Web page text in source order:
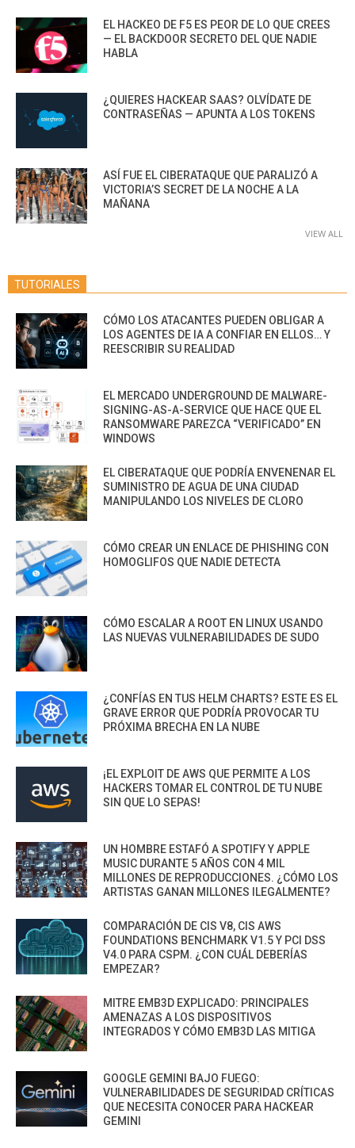
EL HACKEO DE F5 ES PEOR DE LO QUE CREES
— EL BACKDOOR SECRETO DEL QUE NADIE
HABLA
¿QUIERES HACKEAR SAAS? OLVÍDATE DE
CONTRASEÑAS — APUNTA A LOS TOKENS
ASÍ FUE EL CIBERATAQUE QUE PARALIZÓ A
VICTORIA’S SECRET DE LA NOCHE A LA
MAÑANA
VIEW ALL
TUTORIALES
CÓMO LOS ATACANTES PUEDEN OBLIGAR A
LOS AGENTES DE IA A CONFIAR EN ELLOS… Y
REESCRIBIR SU REALIDAD
EL MERCADO UNDERGROUND DE MALWARE-
SIGNING-AS-A-SERVICE QUE HACE QUE EL
RANSOMWARE PAREZCA “VERIFICADO” EN
WINDOWS
EL CIBERATAQUE QUE PODRÍA ENVENENAR EL
SUMINISTRO DE AGUA DE UNA CIUDAD
MANIPULANDO LOS NIVELES DE CLORO
CÓMO CREAR UN ENLACE DE PHISHING CON
HOMOGLIFOS QUE NADIE DETECTA
CÓMO ESCALAR A ROOT EN LINUX USANDO
LAS NUEVAS VULNERABILIDADES DE SUDO
¿CONFÍAS EN TUS HELM CHARTS? ESTE ES EL
GRAVE ERROR QUE PODRÍA PROVOCAR TU
PRÓXIMA BRECHA EN LA NUBE
¡EL EXPLOIT DE AWS QUE PERMITE A LOS
HACKERS TOMAR EL CONTROL DE TU NUBE
SIN QUE LO SEPAS!
UN HOMBRE ESTAFÓ A SPOTIFY Y APPLE
MUSIC DURANTE 5 AÑOS CON 4 MIL
MILLONES DE REPRODUCCIONES. ¿CÓMO LOS
ARTISTAS GANAN MILLONES ILEGALMENTE?
COMPARACIÓN DE CIS V8, CIS AWS
FOUNDATIONS BENCHMARK V1.5 Y PCI DSS
V4.0 PARA CSPM. ¿CON CUÁL DEBERÍAS
EMPEZAR?
MITRE EMB3D EXPLICADO: PRINCIPALES
AMENAZAS A LOS DISPOSITIVOS
INTEGRADOS Y CÓMO EMB3D LAS MITIGA
GOOGLE GEMINI BAJO FUEGO:
VULNERABILIDADES DE SEGURIDAD CRÍTICAS
QUE NECESITA CONOCER PARA HACKEAR
GEMINI